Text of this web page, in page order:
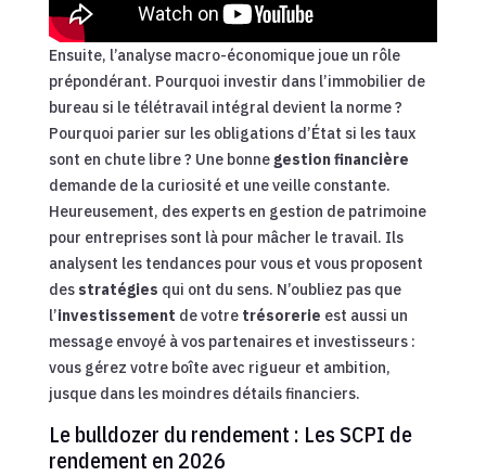
Ensuite, l’analyse macro-économique joue un rôle
prépondérant. Pourquoi investir dans l’immobilier de
bureau si le télétravail intégral devient la norme ?
Pourquoi parier sur les obligations d’État si les taux
sont en chute libre ? Une bonne gestion financière
demande de la curiosité et une veille constante.
Heureusement, des experts en gestion de patrimoine
pour entreprises sont là pour mâcher le travail. Ils
analysent les tendances pour vous et vous proposent
des stratégies qui ont du sens. N’oubliez pas que
l’investissement de votre trésorerie est aussi un
message envoyé à vos partenaires et investisseurs :
vous gérez votre boîte avec rigueur et ambition,
jusque dans les moindres détails financiers.
Le bulldozer du rendement : Les SCPI de
rendement en 2026